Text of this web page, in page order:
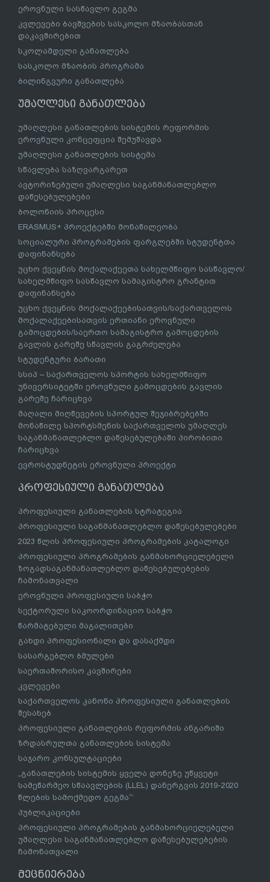
ეროვნული სასწავლო გეგმა
კვლევები ბავშვების სასკოლო მზაობასთან
დაკავშირებით
სკოლამდელი განათლება
სასკოლო მზაობის პროგრამა
ბილინგვური განათლება
უმაღლესი განათლება
უმაღლესი განათლების სისტემის რეფორმის
ეროვნული კონცეფცია შემუშავდა
უმაღლესი განათლების სისტემა
სწავლება საზღვარგარეთ
ავტორიზებული უმაღლესი საგანმანათლებლო
დაწესებულებები
ბოლონიის პროცესი
ERASMUS+ პროექტებში მონაწილეობა
სოციალური პროგრამების ფარგლებში სტუდენტთა
დაფინანსება
უცხო ქვეყნის მოქალაქეეთა სახელმწიფო სასწავლო/
სახელმწიფო სასწავლო სამაგისტრო გრანტით
დაფინანსება
უცხო ქვეყნის მოქალაქეებისათვის/საქართველოს
მოქალაქეებისათვის ერთიანი ეროვნული
გამოცდების/საერთო სამაგისტრო გამოცდების
გავლის გარეშე სწავლის გაგრძელება
სტუდენტური ბარათი
სსიპ – საქართველოს სპორტის სახელმწიფო
უნივერსიტეტში ეროვნული გამოცდების გავლის
გარეშე ჩარიცხვა
მაღალი მიღწევების სპორტულ შეჯიბრებებში
მონაწილე სპორტსმენის საქართველოს უმაღლეს
საგანმანათლებლო დაწესებულებაში პირობითი
ჩარიცხვა
ევროსტუდნეტის ეროვნული პროექტი
პროფესიული განათლება
პროფესიული განათლების სტრატეგია
პროფესიული საგანმანათლებლო დაწესებულებები
2023 წლის პროფესიული პროგრამების კატალოგი
პროფესიული პროგრამების განმახორციელებელი
ზოგადსაგანმანათლებლო დაწესებულებების
ჩამონათვალი
ეროვნული პროფესიული საბჭო
სექტორული საკოორდინაციო საბჭო
წარმატებული მაგალითები
გახდი პროფესიონალი და დასაქმდი
სასარგებლო ბმულები
საერთაშორისო კავშირები
კვლევები
საქართველოს კანონი პროფესიული განათლების
შესახებ
პროფესიული განათლების რეფორმის ანგარიში
ზრდასრულთა განათლების სისტემა
საჯარო კონსულტაციები
„განათლების სისტემის ყველა დონეზე უწყვეტი
სამეწარმეო სწაავლების (LLEL) დანერგვის 2019-2020
წლების სამოქმედო გეგმა“’
პუბლიკაციები
პროფესიული პროგრამების განმახორციელებელი
უმაღლესი საგანმანათლებლო დაწესებულებების
ჩამონათვალი
მეცნიერება